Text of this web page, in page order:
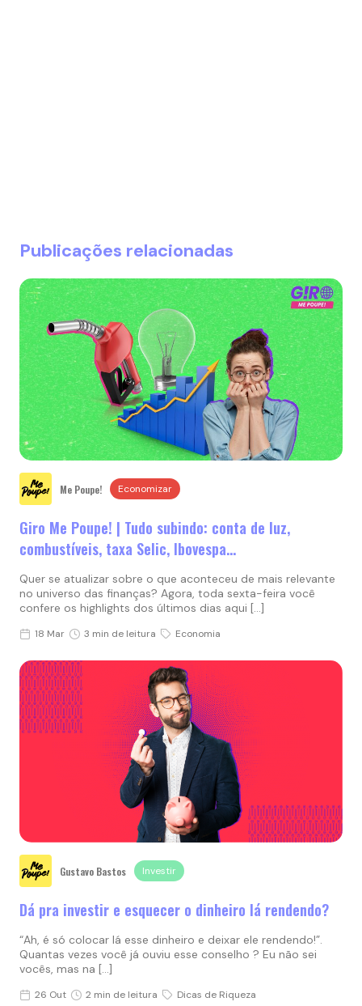
Publicações relacionadas
Me Poupe! Economizar
Giro Me Poupe! | Tudo subindo: conta de luz,
combustíveis, taxa Selic, Ibovespa…
Quer se atualizar sobre o que aconteceu de mais relevante
no universo das finanças? Agora, toda sexta-feira você
confere os highlights dos últimos dias aqui […]
18 Mar 3 min de leitura Economia
Gustavo Bastos Investir
Dá pra investir e esquecer o dinheiro lá rendendo?
“Ah, é só colocar lá esse dinheiro e deixar ele rendendo!”.
Quantas vezes você já ouviu esse conselho ? Eu não sei
vocês, mas na […]
26 Out 2 min de leitura Dicas de Riqueza